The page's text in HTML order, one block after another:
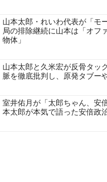
山本太郎・れいわ代表が「モ
局の排除継続に山本は「オフ
物体」
山本太郎と久米宏が反骨タッ
脈を徹底批判し、原発タブー
室井佑月が「太郎ちゃん、
本太郎が本気で語った安倍政